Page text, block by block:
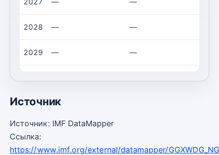
2028 — —
2029 — —
Источник
Источник: IMF DataMapper
Ссылка:
https://www.imf.org/external/datamapper/